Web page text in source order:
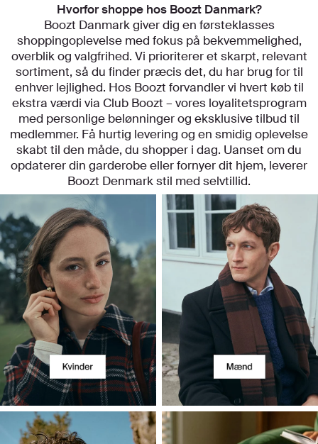
kategorier
Hvorfor shoppe hos Boozt Danmark?
Boozt Danmark giver dig en førsteklasses
shoppingoplevelse med fokus på bekvemmelighed,
overblik og valgfrihed. Vi prioriterer et skarpt, relevant
sortiment, så du finder præcis det, du har brug for til
enhver lejlighed. Hos Boozt forvandler vi hvert køb til
ekstra værdi via Club Boozt – vores loyalitetsprogram
med personlige belønninger og eksklusive tilbud til
medlemmer. Få hurtig levering og en smidig oplevelse
skabt til den måde, du shopper i dag. Uanset om du
opdaterer din garderobe eller fornyer dit hjem, leverer
Boozt Denmark stil med selvtillid.